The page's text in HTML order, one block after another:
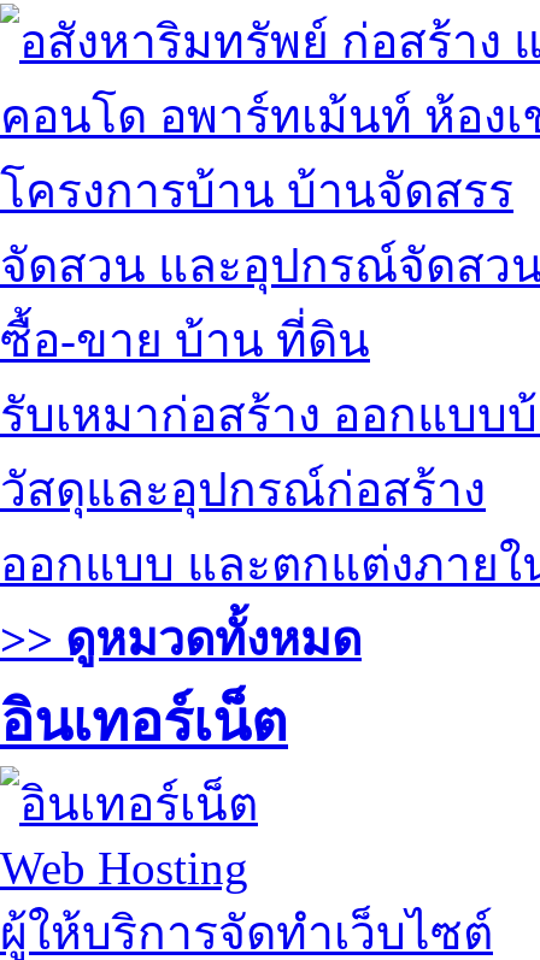
คอนโด อพาร์ทเม้นท์ ห้องเ
โครงการบ้าน บ้านจัดสรร
จัดสวน และอุปกรณ์จัดสว
ซื้อ-ขาย บ้าน ที่ดิน
รับเหมาก่อสร้าง ออกแบบ
วัสดุและอุปกรณ์ก่อสร้าง
ออกแบบ และตกแต่งภายใ
>> ดูหมวดทั้งหมด
อินเทอร์เน็ต
Web Hosting
ผู้ให้บริการจัดทำเว็บไซต์